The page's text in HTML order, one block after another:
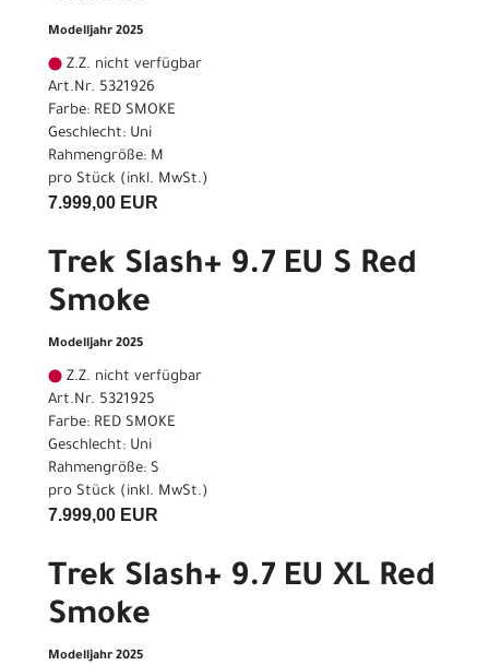
Modelljahr 2025
Z.Z. nicht verfügbar
Art.Nr. 5321926
Farbe: RED SMOKE
Geschlecht: Uni
Rahmengröße: M
pro Stück (inkl. MwSt.)
7.999,00 EUR
Trek Slash+ 9.7 EU S Red
Smoke
Modelljahr 2025
Z.Z. nicht verfügbar
Art.Nr. 5321925
Farbe: RED SMOKE
Geschlecht: Uni
Rahmengröße: S
pro Stück (inkl. MwSt.)
7.999,00 EUR
Trek Slash+ 9.7 EU XL Red
Smoke
Modelljahr 2025